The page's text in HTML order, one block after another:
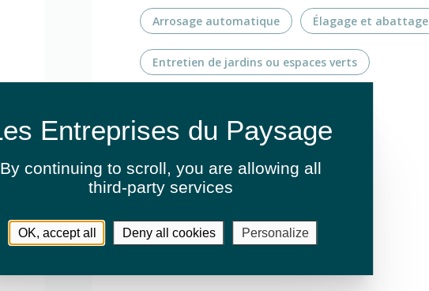
Arrosage automatique Élagage et abattage
Entretien de jardins ou espaces verts
Végétalisation des bâtiments
Végétalisation des bâtiments
Végétalisation des bâtiments
By continuing to scroll, you are allowing all
third-party services
OK, accept all Deny all cookies Personalize